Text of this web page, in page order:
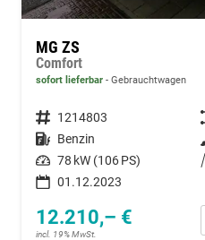
MG ZS
Comfort
sofort lieferbar Gebrauchtwagen
Fahrzeugnummer 1214803
Kraftstoff Benzin
Leistung 78 kW (106 PS)
01.12.2023
12.210,– €
incl. 19% MwSt.